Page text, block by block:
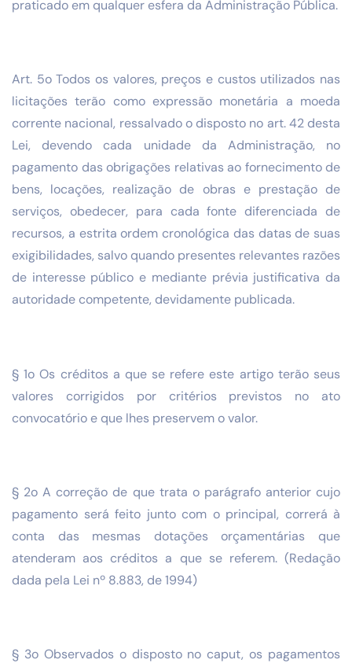
praticado em qualquer esfera da Administração Pública.
Art. 5o Todos os valores, preços e custos utilizados nas
licitações terão como expressão monetária a moeda
corrente nacional, ressalvado o disposto no art. 42 desta
Lei, devendo cada unidade da Administração, no
pagamento das obrigações relativas ao fornecimento de
bens, locações, realização de obras e prestação de
serviços, obedecer, para cada fonte diferenciada de
recursos, a estrita ordem cronológica das datas de suas
exigibilidades, salvo quando presentes relevantes razões
de interesse público e mediante prévia justificativa da
autoridade competente, devidamente publicada.
§ 1o Os créditos a que se refere este artigo terão seus
valores corrigidos por critérios previstos no ato
convocatório e que lhes preservem o valor.
§ 2o A correção de que trata o parágrafo anterior cujo
pagamento será feito junto com o principal, correrá à
conta das mesmas dotações orçamentárias que
atenderam aos créditos a que se referem. (Redação
dada pela Lei nº 8.883, de 1994)
§ 3o Observados o disposto no caput, os pagamentos